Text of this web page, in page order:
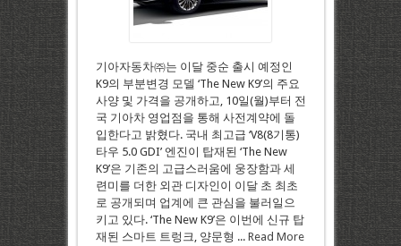
기아자동차㈜는 이달 중순 출시 예정인
K9의 부분변경 모델 ‘The New K9’의 주요
사양 및 가격을 공개하고, 10일(월)부터 전
국 기아차 영업점을 통해 사전계약에 돌
입한다고 밝혔다. 국내 최고급 ‘V8(8기통)
타우 5.0 GDI’ 엔진이 탑재된 ‘The New
K9’은 기존의 고급스러움에 웅장함과 세
련미를 더한 외관 디자인이 이달 초 최초
로 공개되며 업계에 큰 관심을 불러일으
키고 있다. ‘The New K9’은 이번에 신규 탑
재된 스마트 트렁크, 양문형 ... Read More